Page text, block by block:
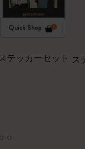
Quick Shop
テッカーセット ス